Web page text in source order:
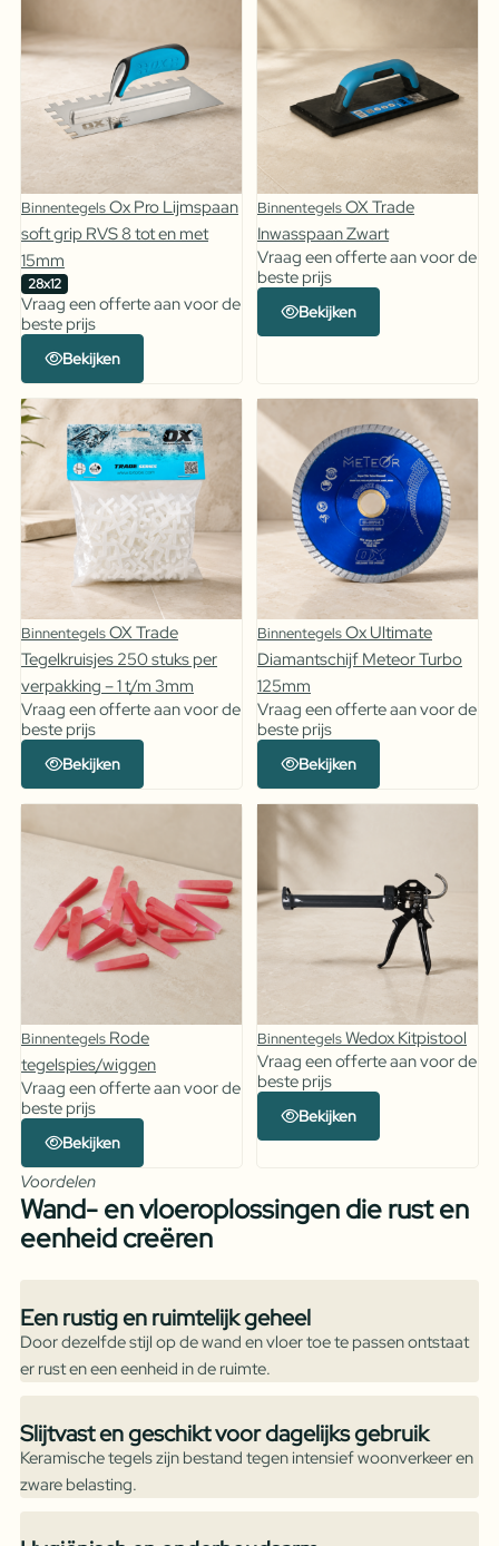
BinnentegelsOx Pro Lijmspaan
soft grip RVS 8 tot en met
15mm
28x12
Vraag een offerte aan voor de
beste prijs
Bekijken
BinnentegelsOX Trade
Inwasspaan Zwart
Vraag een offerte aan voor de
beste prijs
Bekijken
BinnentegelsOX Trade
Tegelkruisjes 250 stuks per
verpakking – 1 t/m 3mm
Vraag een offerte aan voor de
beste prijs
Bekijken
BinnentegelsOx Ultimate
Diamantschijf Meteor Turbo
125mm
Vraag een offerte aan voor de
beste prijs
Bekijken
Binnentegels Rode
tegelspies/wiggen
Vraag een offerte aan voor de
beste prijs
Bekijken
BinnentegelsWedox Kitpistool
Vraag een offerte aan voor de
beste prijs
Bekijken
Voordelen
Wand- en vloeroplossingen die rust en
eenheid creëren
Een rustig en ruimtelijk geheel
Door dezelfde stijl op de wand en vloer toe te passen ontstaat
er rust en een eenheid in de ruimte.
Slijtvast en geschikt voor dagelijks gebruik
Keramische tegels zijn bestand tegen intensief woonverkeer en
zware belasting.